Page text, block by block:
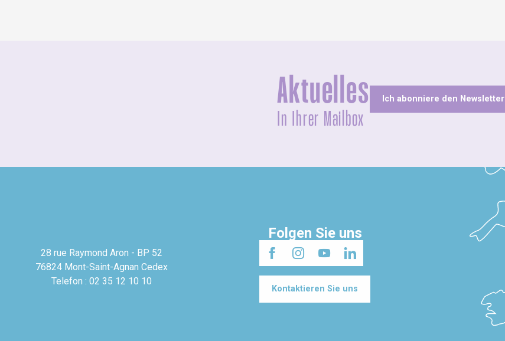
Aktuelles
In Ihrer Mailbox
Ich abonniere den Newsletter
28 rue Raymond Aron - BP 52
76824 Mont-Saint-Agnan Cedex
Telefon : 02 35 12 10 10
Folgen Sie uns
Kontaktieren Sie uns